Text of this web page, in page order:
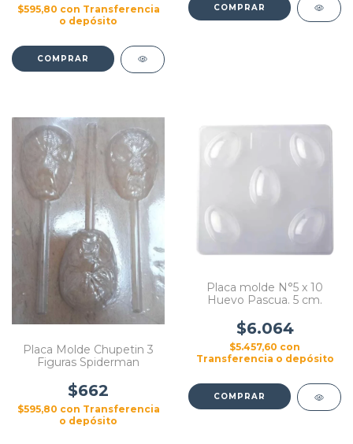
$595,80 con Transferencia
o depósito
Placa Molde Chupetin 3
Figuras Spiderman
$662
$595,80 con Transferencia
o depósito
Placa molde N°5 x 10
Huevo Pascua. 5 cm.
$6.064
$5.457,60 con
Transferencia o depósito